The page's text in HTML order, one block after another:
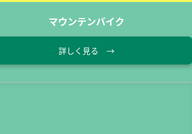
マウンテンバイク
詳しく見る →